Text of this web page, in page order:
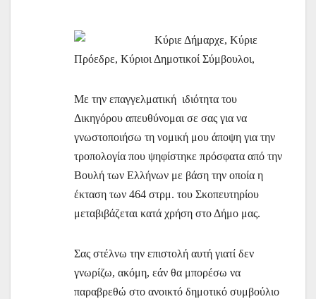
Κύριε Δήμαρχε, Κύριε
Πρόεδρε, Κύριοι Δημοτικοί Σύμβουλοι,
Με την επαγγελματική ιδιότητα του
Δικηγόρου απευθύνομαι σε σας για να
γνωστοποιήσω τη νομική μου άποψη για την
τροπολογία που ψηφίστηκε πρόσφατα από την
Βουλή των Ελλήνων με βάση την οποία η
έκταση των 464 στρμ. του Σκοπευτηρίου
μεταβιβάζεται κατά χρήση στο Δήμο μας.
Σας στέλνω την επιστολή αυτή γιατί δεν
γνωρίζω, ακόμη, εάν θα μπορέσω να
παραβρεθώ στο ανοικτό δημοτικό συμβούλιο